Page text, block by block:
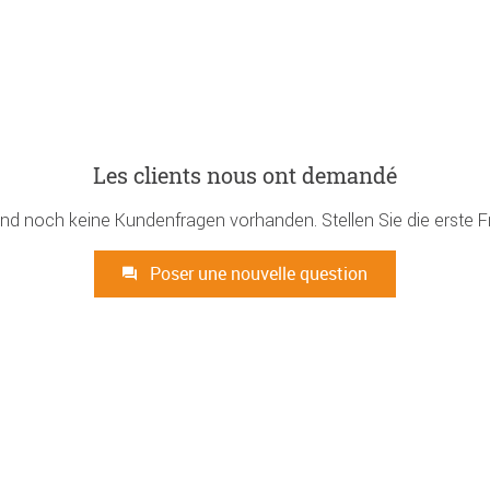
Les clients nous ont demandé
noch keine Kundenfragen vorhanden. Stellen Sie die erste
Poser une nouvelle question